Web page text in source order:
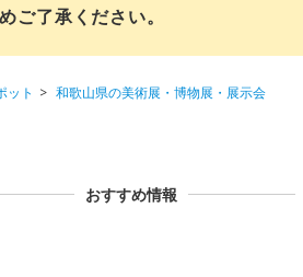
ご了承ください。
ット
和歌山県の美術展・博物展・展示会
おすすめ情報